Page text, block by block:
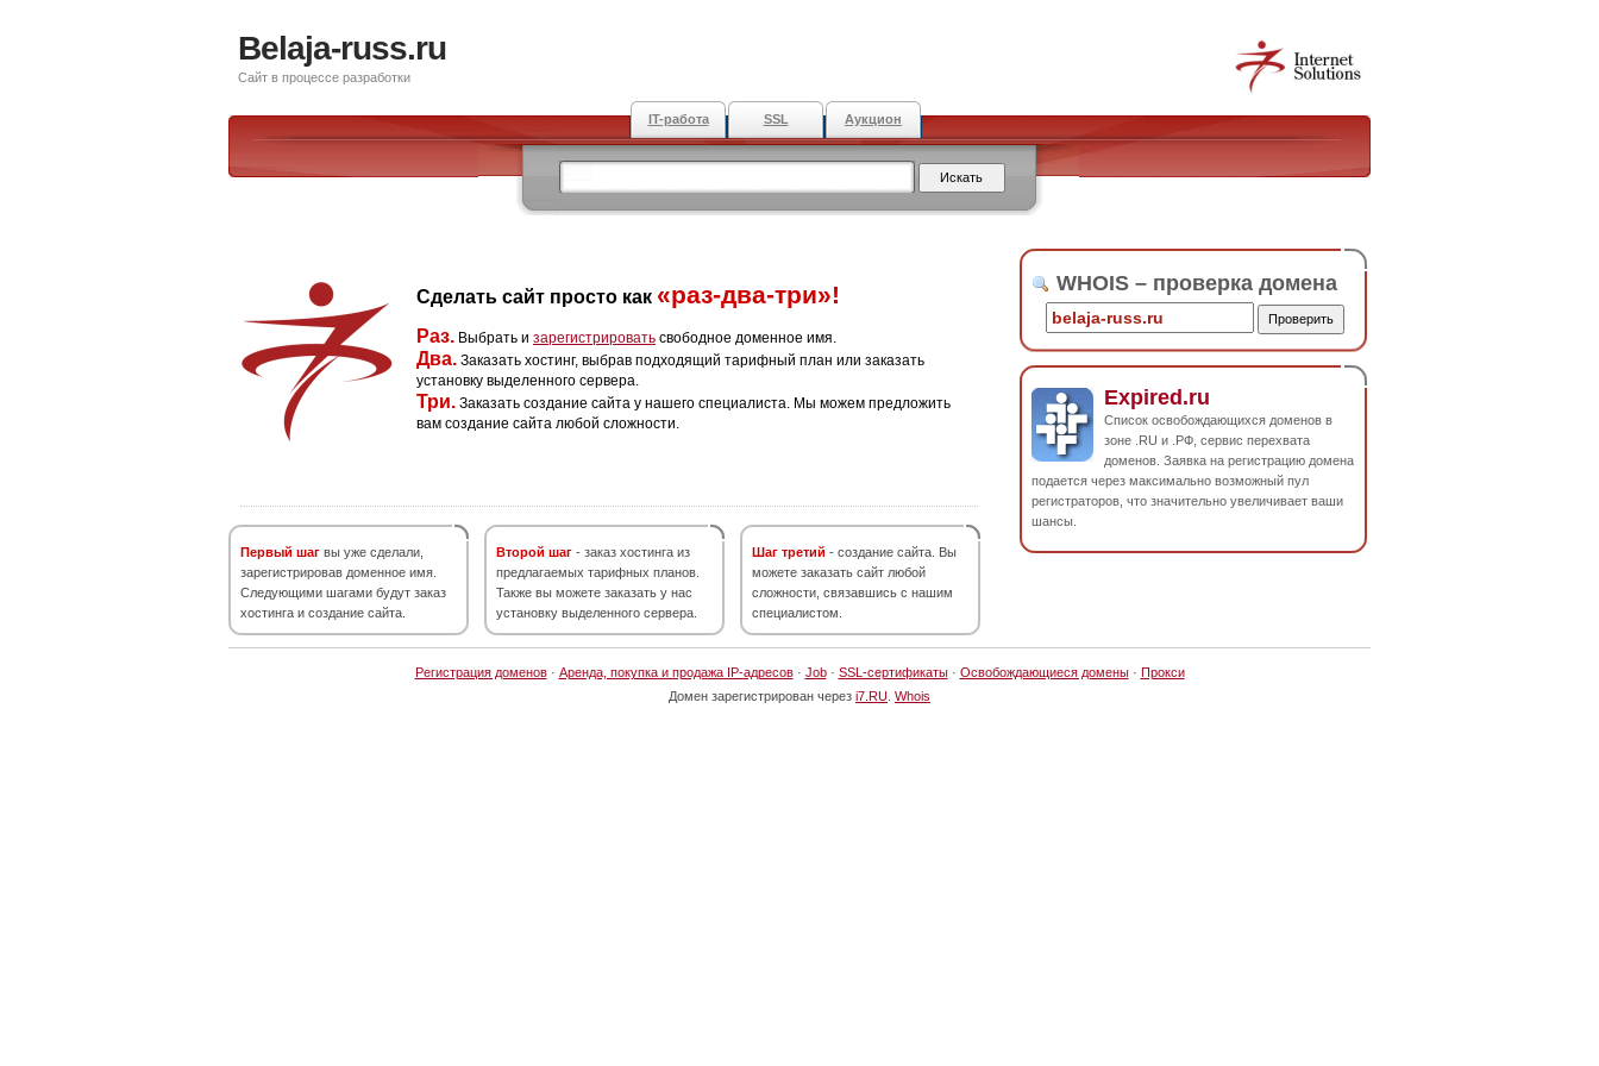
Belaja-russ.ru
Сайт в процессе разработки
IT-работа SSL Аукцион
Сделать сайт просто как «раз-два-три»!
Раз. Выбрать и зарегистрировать свободное доменное имя.
Два. Заказать хостинг, выбрав подходящий тарифный план или заказать
установку выделенного сервера.
Три. Заказать создание сайта у нашего специалиста. Мы можем предложить
вам создание сайта любой сложности.
Первый шаг вы уже сделали,
зарегистрировав доменное имя.
Следующими шагами будут заказ
хостинга и создание сайта.
Второй шаг - заказ хостинга из
предлагаемых тарифных планов.
Также вы можете заказать у нас
установку выделенного сервера.
Шаг третий - создание сайта. Вы
можете заказать сайт любой
сложности, связавшись с нашим
специалистом.
WHOIS – проверка домена
Expired.ru
Список освобождающихся доменов в
зоне .RU и .РФ, сервис перехвата
доменов. Заявка на регистрацию домена
подается через максимально возможный пул
регистраторов, что значительно увеличивает ваши
шансы.
Регистрация доменов· Аренда, покупка и продажа IP-адресов· Job· SSL-сертификаты· Освобождающиеся домены· Прокси
Домен зарегистрирован через i7.RU Whois